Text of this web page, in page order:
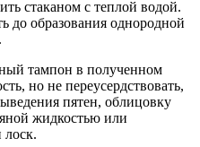
стаканом с теплой водой.
до образования однородной
тампон в полученном
но не переусердствовать,
пятен, облицовку
жидкостью или